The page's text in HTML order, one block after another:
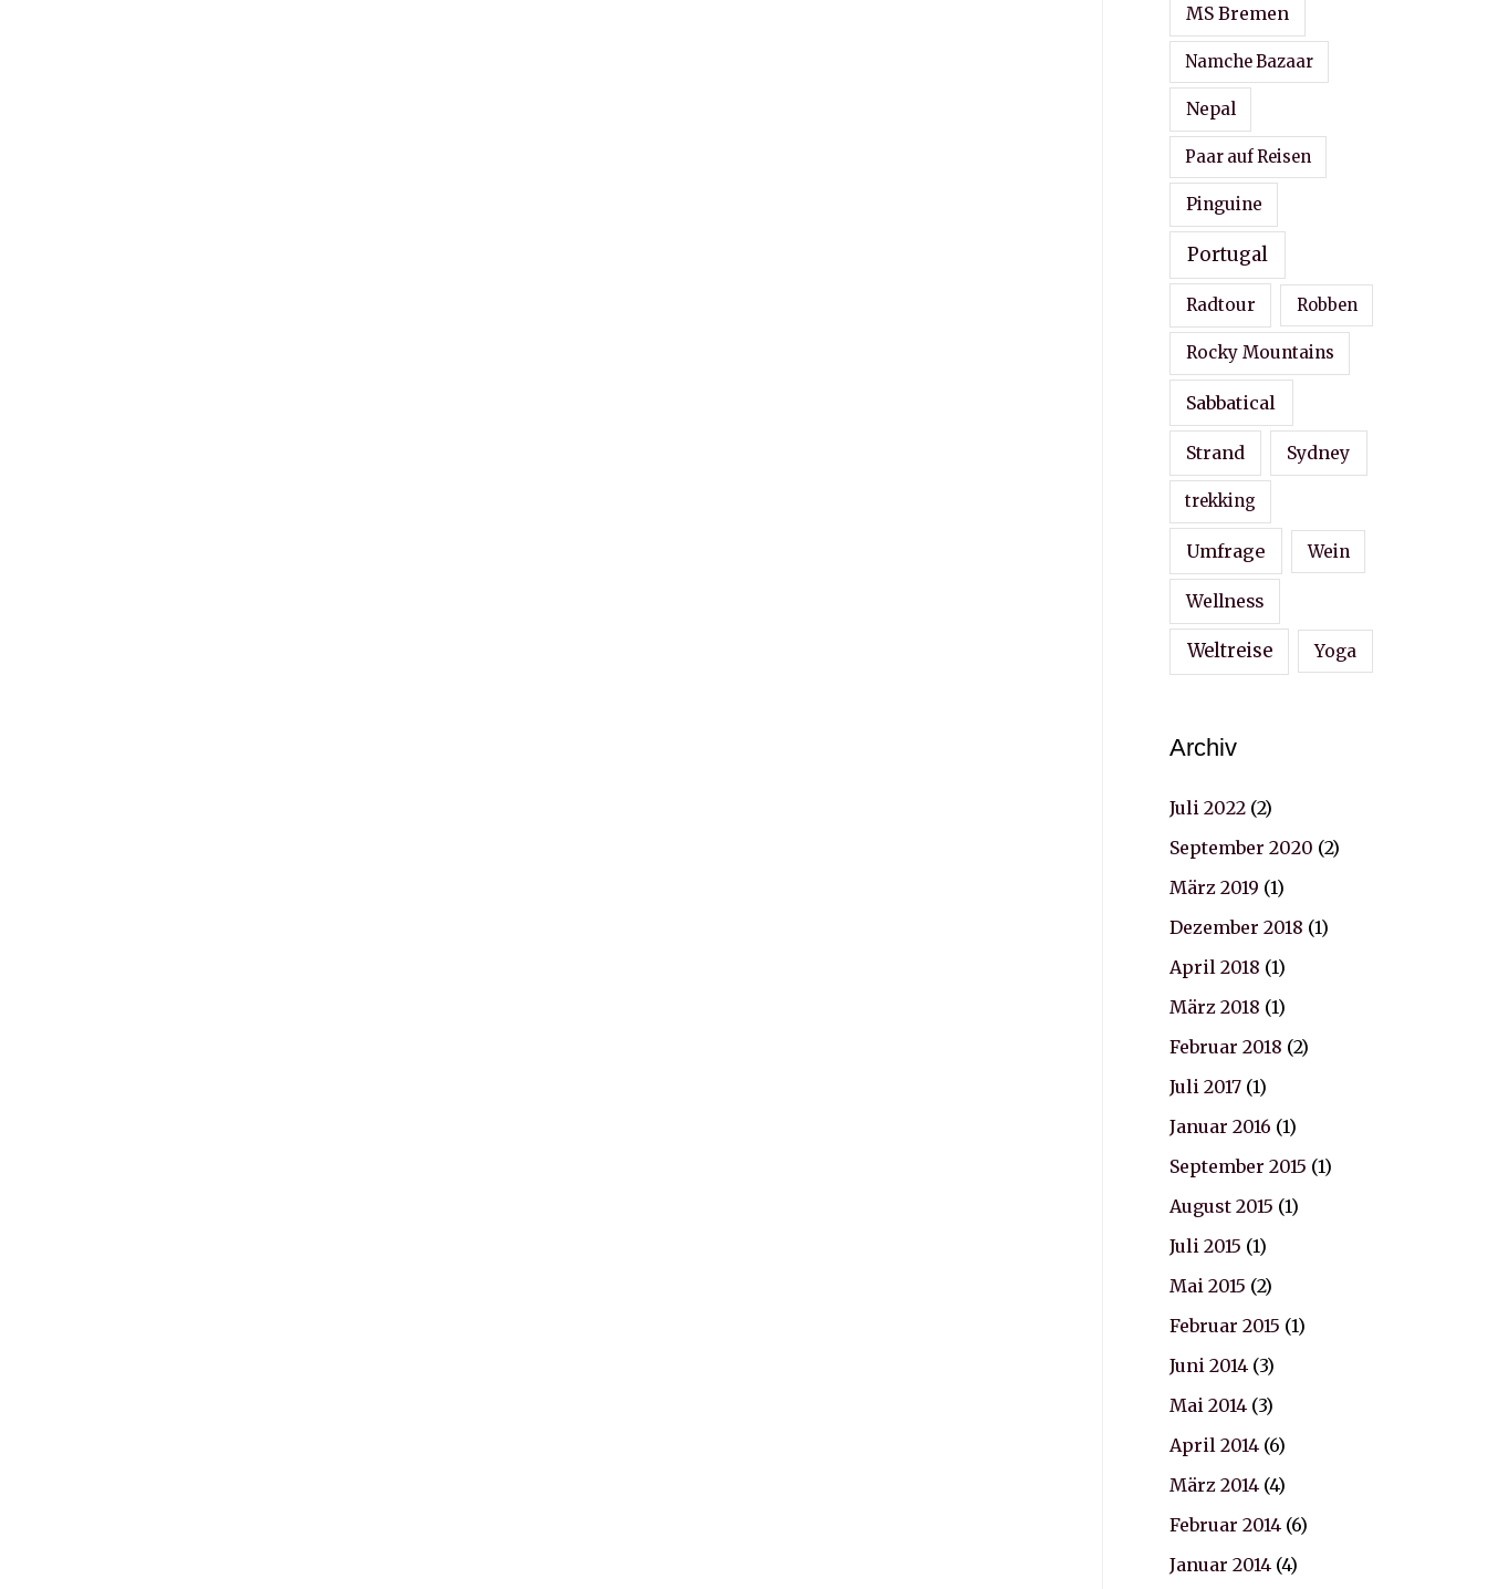
MS Bremen
Namche Bazaar
Nepal
Paar auf Reisen
Pinguine
Portugal
Radtour Robben
Rocky Mountains
Sabbatical
Strand Sydney
trekking
Umfrage Wein
Wellness
Weltreise Yoga
Archiv
Juli 2022(2)
September 2020 (2)
März 2019 (1)
Dezember 2018 (1)
April 2018 (1)
März 2018 (1)
Februar 2018 (2)
Juli 2017(1)
Januar 2016 (1)
September 2015 (1)
August 2015 (1)
Juli 2015 (1)
Mai 2015 (2)
Februar 2015 (1)
Juni 2014(3)
Mai 2014(3)
April 2014(6)
März 2014(4)
Februar 2014(6)
Januar 2014(4)